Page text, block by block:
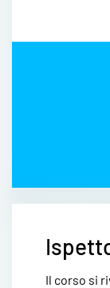
Il corso si